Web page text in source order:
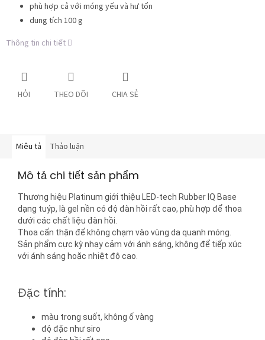
phù hợp cả với móng yếu và hư tổn
dung tích 100 g
Thông tin chi tiết
HỎI THEO DÕI CHIA SẺ
Miêu tả Thảo luận
Mô tả chi tiết sản phẩm
Thương hiệu Platinum giới thiệu LED-tech Rubber IQ Base
dạng tuýp, là gel nền có độ đàn hồi rất cao, phù hợp để thoa
dưới các chất liệu đàn hồi.
Thoa cẩn thận để không chạm vào vùng da quanh móng.
Sản phẩm cực kỳ nhạy cảm với ánh sáng, không để tiếp xúc
với ánh sáng hoặc nhiệt độ cao.
Đặc tính:
màu trong suốt, không ố vàng
độ đặc như siro